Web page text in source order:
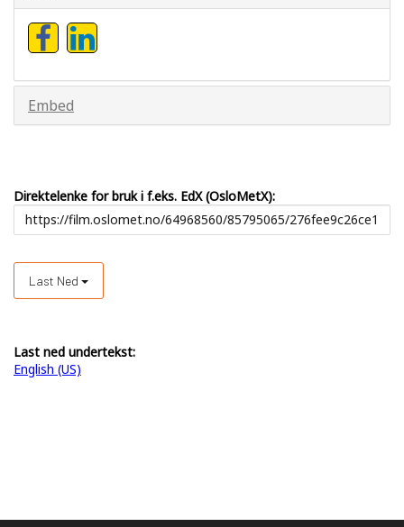
Embed
Direktelenke for bruk i f.eks. EdX (OsloMetX):
Last Ned
Last ned undertekst:
English (US)